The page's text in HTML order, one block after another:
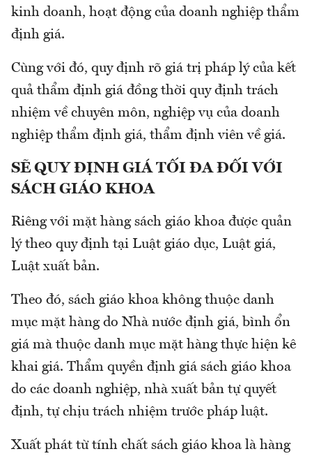
kinh doanh, hoạt động của doanh nghiệp thẩm
định giá.
Cùng với đó, quy định rõ giá trị pháp lý của kết
quả thẩm định giá đồng thời quy định trách
nhiệm về chuyên môn, nghiệp vụ của doanh
nghiệp thẩm định giá, thẩm định viên về giá.
SẼ QUY ĐỊNH GIÁ TỐI ĐA ĐỐI VỚI
SÁCH GIÁO KHOA
Riêng với mặt hàng sách giáo khoa được quản
lý theo quy định tại Luật giáo dục, Luật giá,
Luật xuất bản.
Theo đó, sách giáo khoa không thuộc danh
mục mặt hàng do Nhà nước định giá, bình ổn
giá mà thuộc danh mục mặt hàng thực hiện kê
khai giá. Thẩm quyền định giá sách giáo khoa
do các doanh nghiệp, nhà xuất bản tự quyết
định, tự chịu trách nhiệm trước pháp luật.
Xuất phát từ tính chất sách giáo khoa là hàng